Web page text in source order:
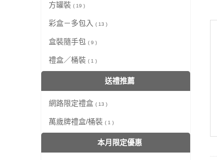
方罐裝 ( 19 )
彩盒－多包入 ( 13 )
盒裝隨手包 ( 9 )
禮盒／桶裝 ( 1 )
送禮推薦
網路限定禮盒 ( 13 )
萬歲牌禮盒/桶裝 ( 1 )
本月限定優惠